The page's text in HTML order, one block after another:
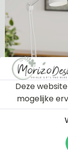
Deze
mogelijke